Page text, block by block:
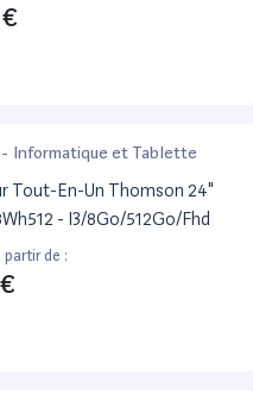
- Informatique et Tablette
Tout-En-Un Thomson 24"
- I3/8Go/512Go/Fhd
de :